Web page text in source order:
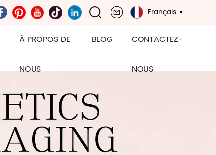
Français
À PROPOS DE
NOUS
BLOG CONTACTEZ-
NOUS